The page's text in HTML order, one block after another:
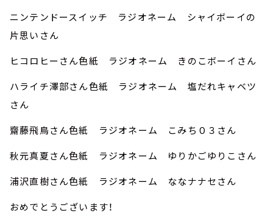
ニンテンドースイッチ ラジオネーム シャイボーイの
片思いさん
ヒコロヒーさん色紙 ラジオネーム きのこボーイさん
ハライチ澤部さん色紙 ラジオネーム 塩だれキャベツ
さん
齋藤飛鳥さん色紙 ラジオネーム こみち０３さん
秋元真夏さん色紙 ラジオネーム ゆりかごゆりこさん
浦沢直樹さん色紙 ラジオネーム ななナナセさん
おめでとうございます！